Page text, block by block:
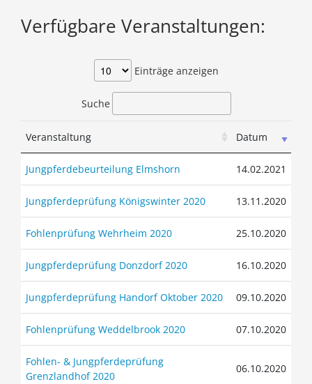
Verfügbare Veranstaltungen:
Einträge anzeigen
Suche
Veranstaltung Datum
Jungpferdebeurteilung Elmshorn 14.02.2021
Jungpferdeprüfung Königswinter 2020 13.11.2020
Fohlenprüfung Wehrheim 2020 25.10.2020
Jungpferdeprüfung Donzdorf 2020 16.10.2020
Jungpferdeprüfung Handorf Oktober 2020 09.10.2020
Fohlenprüfung Weddelbrook 2020 07.10.2020
Fohlen- & Jungpferdeprüfung
Grenzlandhof 2020
06.10.2020